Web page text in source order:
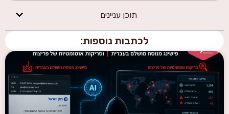
תוכן עניינים
לכתבות נוספות: